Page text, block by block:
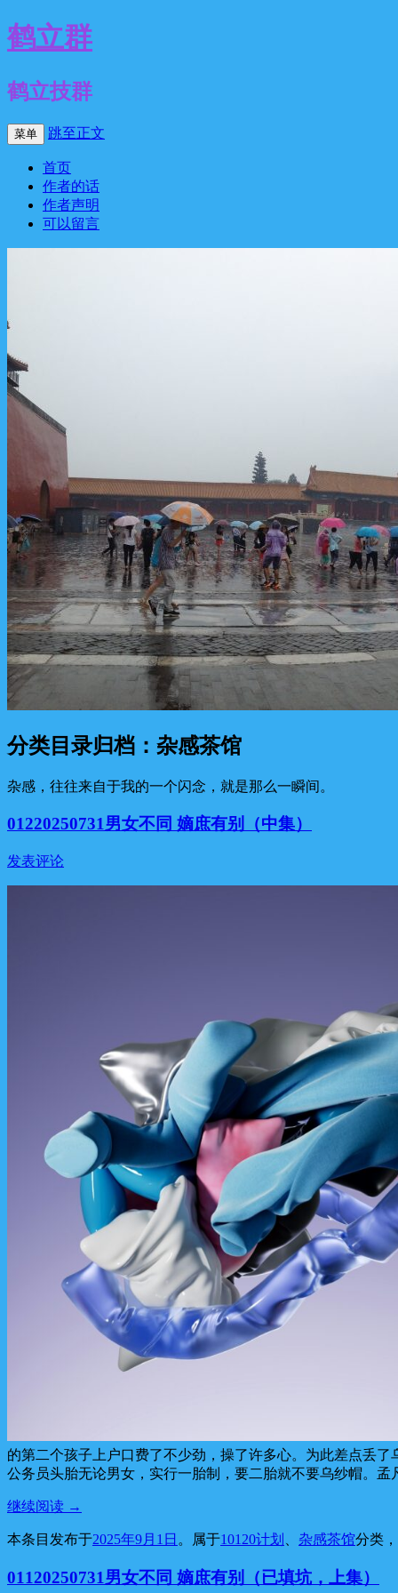
鹤立群
鹤立技群
菜单 跳至正文
首页
作者的话
作者声明
可以留言
分类目录归档： 杂感茶馆
杂感，往往来自于我的一个闪念，就是那么一瞬间。
01220250731男女不同 嫡庶有别（中集）
发表评论
的第二个孩子上户口费了不少劲，操了许多心。为此差点丢
公务员头胎无论男女，实行一胎制，要二胎就不要乌纱帽。
继续阅读 →
本条目发布于2025年9月1日 。属于10120计划 杂感茶馆分类
01120250731男女不同 嫡庶有别（已填坑，上集）